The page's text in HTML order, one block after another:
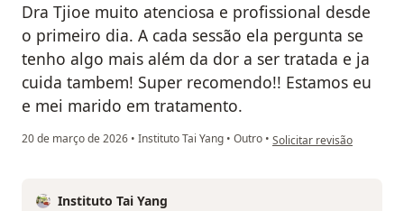
Dra Tjioe muito atenciosa e profissional desde
o primeiro dia. A cada sessão ela pergunta se
tenho algo mais além da dor a ser tratada e ja
cuida tambem! Super recomendo!! Estamos eu
e mei marido em tratamento.
20 de março de 2026 • Instituto Tai Yang • Outro • na opinião do utilizador
Solicitar revisão
Instituto Tai Yang